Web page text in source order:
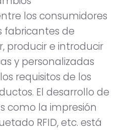
los consumidores
fabricantes de
producir e introducir
y personalizadas
requisitos de los
El desarrollo de
como la impresión
RFID, etc. está